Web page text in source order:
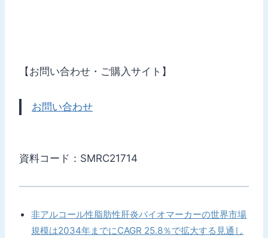
【お問い合わせ・ご購入サイト】
お問い合わせ
資料コード：SMRC21714
非アルコール性脂肪性肝炎バイオマーカーの世界市場
規模は2034年までにCAGR 25.8％で拡大する見通し